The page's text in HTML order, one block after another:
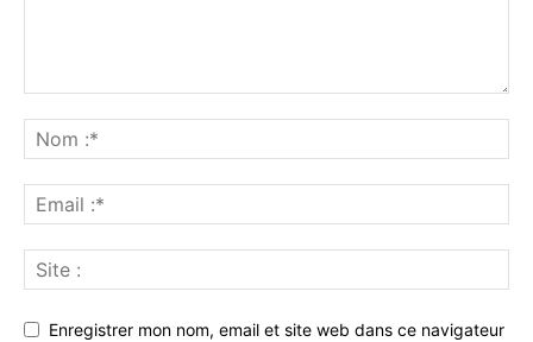
Enregistrer mon nom, email et site web dans ce navigateur